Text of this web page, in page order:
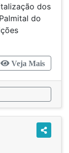
dos
do
Veja Mais